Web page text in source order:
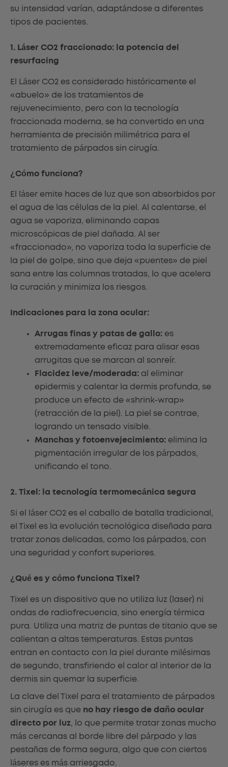
su intensidad varían, adaptándose a diferentes
tipos de pacientes.
1. Láser CO2 fraccionado: la potencia del
resurfacing
El Láser CO2 es considerado históricamente el
«abuelo» de los tratamientos de
rejuvenecimiento, pero con la tecnología
fraccionada moderna, se ha convertido en una
herramienta de precisión milimétrica para el
tratamiento de párpados sin cirugía.
¿Cómo funciona?
El láser emite haces de luz que son absorbidos por
el agua de las células de la piel. Al calentarse, el
agua se vaporiza, eliminando capas
microscópicas de piel dañada. Al ser
«fraccionado», no vaporiza toda la superficie de
la piel de golpe, sino que deja «puentes» de piel
sana entre las columnas tratadas, lo que acelera
la curación y minimiza los riesgos.
Indicaciones para la zona ocular:
Arrugas finas y patas de gallo: es
extremadamente eficaz para alisar esas
arrugitas que se marcan al sonreír.
Flacidez leve/moderada: al eliminar
epidermis y calentar la dermis profunda, se
produce un efecto de «shrink-wrap»
(retracción de la piel). La piel se contrae,
logrando un tensado visible.
Manchas y fotoenvejecimiento: elimina la
pigmentación irregular de los párpados,
unificando el tono.
2. Tixel: la tecnología termomecánica segura
Si el láser CO2 es el caballo de batalla tradicional,
el Tixel es la evolución tecnológica diseñada para
tratar zonas delicadas, como los párpados, con
una seguridad y confort superiores.
¿Qué es y cómo funciona Tixel?
Tixel es un dispositivo que no utiliza luz (laser) ni
ondas de radiofrecuencia, sino energía térmica
pura. Utiliza una matriz de puntas de titanio que se
calientan a altas temperaturas. Estas puntas
entran en contacto con la piel durante milésimas
de segundo, transfiriendo el calor al interior de la
dermis sin quemar la superficie.
La clave del Tixel para el tratamiento de párpados
sin cirugía es que no hay riesgo de daño ocular
directo por luz , lo que permite tratar zonas mucho
más cercanas al borde libre del párpado y las
pestañas de forma segura, algo que con ciertos
láseres es más arriesgado.